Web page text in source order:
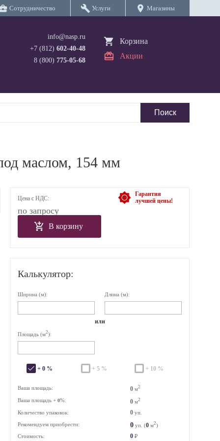
Сотрудничество build Услуги location_on Магазины
info@nasp.ru
+7 (812) 602-40-48
8 (800) 775-05-68
Корзина
Акции
маслом, 154 мм
Гарантия
лучшей цены!
Цена с НДС:
по запросу
В корзину
Калькулятор:
Ширина (м): Длина (м):
или
Площадь (м2):
+ 0 % + 5 % + 10 %
Ваша площадь: 0 м2
Ваша площадь + 0%: 0 м2
Количество упаковок: 0 уп.
Рекомендуем приобрести:
0 уп. (0 м2)
Стоимость:
0 ₽